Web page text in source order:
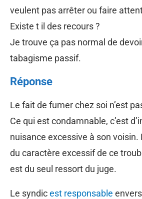
veulent pas arrêter ou faire
Existe t il des recours ?
Je trouve ça pas normal de
tabagisme passif.
Réponse
Le fait de fumer chez soi n’est
Ce qui est condamnable, c’est
nuisance excessive à son
du caractère excessif de ce
est du seul ressort du juge.
Le syndicest responsable